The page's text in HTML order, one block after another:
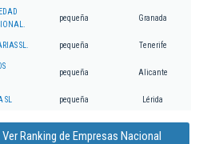
pequeña Granada
SL. pequeña Tenerife
pequeña Alicante
pequeña Lérida
Ver Ranking de Empresas Nacional